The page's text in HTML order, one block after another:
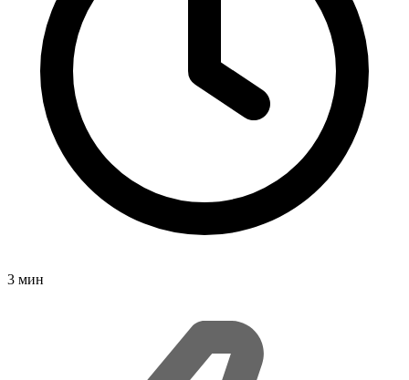
3 мин